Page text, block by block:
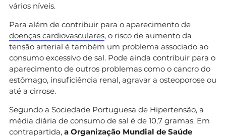
vários níveis.
Para além de contribuir para o aparecimento de
doenças cardiovasculares, o risco de aumento da
tensão arterial é também um problema associado ao
consumo excessivo de sal. Pode ainda contribuir para o
aparecimento de outros problemas como o cancro do
estômago, insuficiência renal, agravar a osteoporose ou
até a cirrose.
Segundo a Sociedade Portuguesa de Hipertensão, a
média diária de consumo de sal é de 10,7 gramas. Em
contrapartida, a Organização Mundial de Saúde